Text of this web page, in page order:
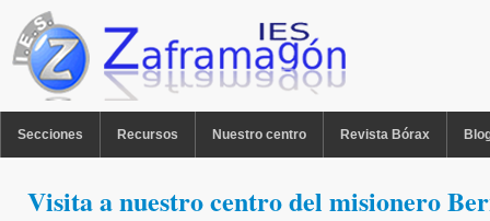
Pasar al contenido principal
Secciones Recursos Nuestro centro Revista Bórax
Visita a nuestro centro del misionero